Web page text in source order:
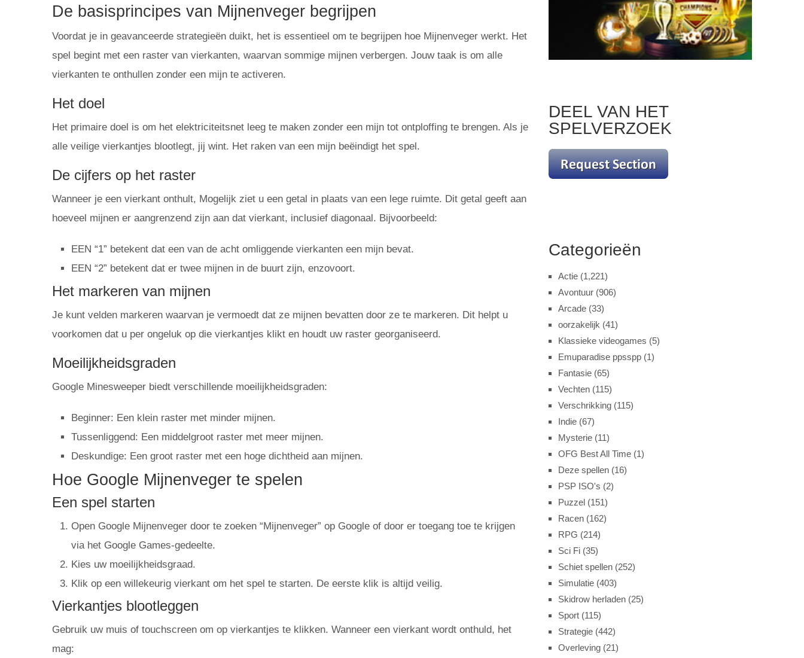
De basisprincipes van Mijnenveger begrijpen
Voordat je in geavanceerde strategieën duikt, het is essentieel om te begrijpen hoe Mijnenveger werkt. Het
spel begint met een raster van vierkanten, waarvan sommige mijnen verbergen. Jouw taak is om alle
vierkanten te onthullen zonder een mijn te activeren.
Het doel
Het primaire doel is om het elektriciteitsnet leeg te maken zonder een mijn tot ontploffing te brengen. Als je
alle veilige vierkantjes blootlegt, jij wint. Het raken van een mijn beëindigt het spel.
De cijfers op het raster
Wanneer je een vierkant onthult, Mogelijk ziet u een getal in plaats van een lege ruimte. Dit getal geeft aan
hoeveel mijnen er aangrenzend zijn aan dat vierkant, inclusief diagonaal. Bijvoorbeeld:
EEN “1” betekent dat een van de acht omliggende vierkanten een mijn bevat.
EEN “2” betekent dat er twee mijnen in de buurt zijn, enzovoort.
Het markeren van mijnen
Je kunt velden markeren waarvan je vermoedt dat ze mijnen bevatten door ze te markeren. Dit helpt u
voorkomen dat u per ongeluk op die vierkantjes klikt en houdt uw raster georganiseerd.
Moeilijkheidsgraden
Google Minesweeper biedt verschillende moeilijkheidsgraden:
Beginner: Een klein raster met minder mijnen.
Tussenliggend: Een middelgroot raster met meer mijnen.
Deskundige: Een groot raster met een hoge dichtheid aan mijnen.
Hoe Google Mijnenveger te spelen
Een spel starten
Open Google Mijnenveger door te zoeken “Mijnenveger” op Google of door er toegang toe te krijgen
via het Google Games-gedeelte.
Kies uw moeilijkheidsgraad.
Klik op een willekeurig vierkant om het spel te starten. De eerste klik is altijd veilig.
Vierkantjes blootleggen
Gebruik uw muis of touchscreen om op vierkantjes te klikken. Wanneer een vierkant wordt onthuld, het
mag:
DEEL VAN HET
SPELVERZOEK
Categorieën
Actie (1,221)
Avontuur (906)
Arcade (33)
oorzakelijk (41)
Klassieke videogames (5)
Emuparadise ppsspp (1)
Fantasie (65)
Vechten (115)
Verschrikking (115)
Indie (67)
Mysterie (11)
OFG Best All Time (1)
Deze spellen (16)
PSP ISO's (2)
Puzzel (151)
Racen (162)
RPG (214)
Sci Fi (35)
Schiet spellen (252)
Simulatie (403)
Skidrow herladen (25)
Sport (115)
Strategie (442)
Overleving (21)